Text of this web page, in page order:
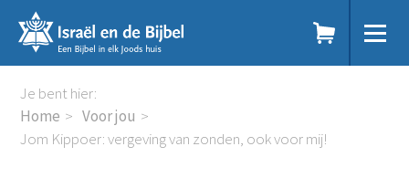
links
naar
de
inhoud
Je bent hier:
Home
Voor jou
Jom Kippoer: vergeving van zonden, ook voor mij!
Doe mee